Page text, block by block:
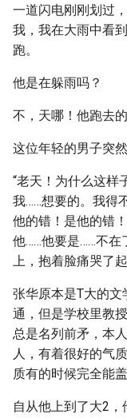
一道闪电刚刚划过
我，我在大雨中看
跑。
他是在躲雨吗？
不，天哪！他跑去
这位年轻的男子突
“老天！为什么这样
我……想要的。我得
他的错！是他的错
他……他要是……不在
上，抱着脸痛哭了起
张华原本是T大的
通，但是学校里教
总是名列前矛，本
人，有着很好的气
质有的时候完全能
自从他上到了大2